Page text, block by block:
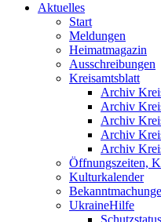
Aktuelles
Start
Meldungen
Heimatmagazin
Ausschreibungen
Kreisamtsblatt
Archiv
Archiv
Archiv
Archiv
Archiv
Öffnungszeiten,
Kulturkalender
UkraineHilfe